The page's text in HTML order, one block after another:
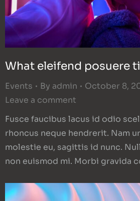
What eleifend posuere
Events By admin
October 8,
Leave a comment
Fusce faucibus lacus id odio
rhoncus neque hendrerit. Nam
molestie eu, sagittis id nunc.
non euismod mi. Morbi gravida